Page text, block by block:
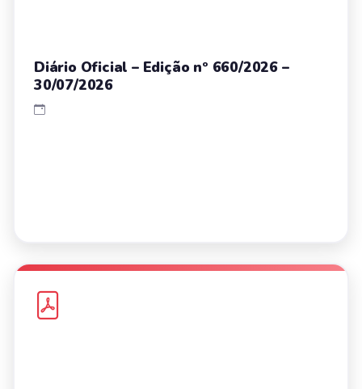
Diário Oficial – Edição nº 660/2026 –
30/07/2026